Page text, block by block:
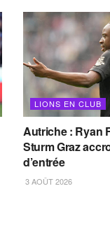
LIONS EN CLUB
Autriche : Ryan
Sturm Graz
d’entrée
3 AOÛT 2026